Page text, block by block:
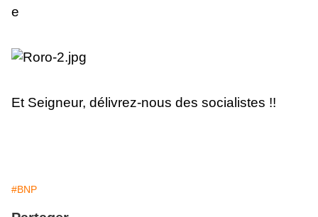
Et Seigneur, délivrez-nous des socialistes !!
#BNP